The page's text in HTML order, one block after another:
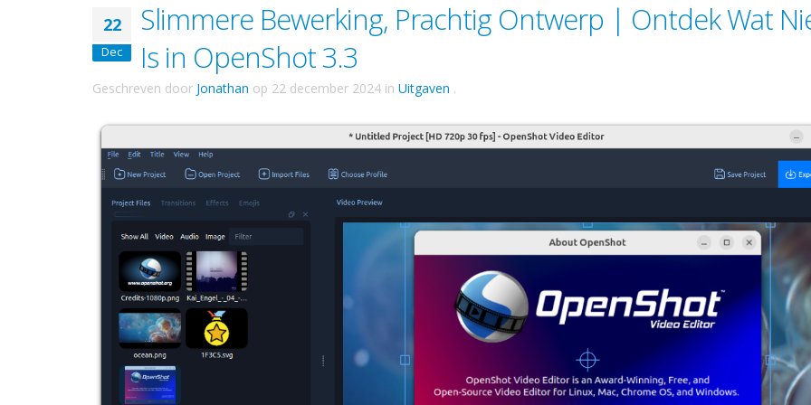
22
Dec
Slimmere Bewerking, Prachtig Ontwerp | Ontdek Wat
Is in OpenShot 3.3
Geschreven door Jonathan op 22 december 2024 in Uitgaven .